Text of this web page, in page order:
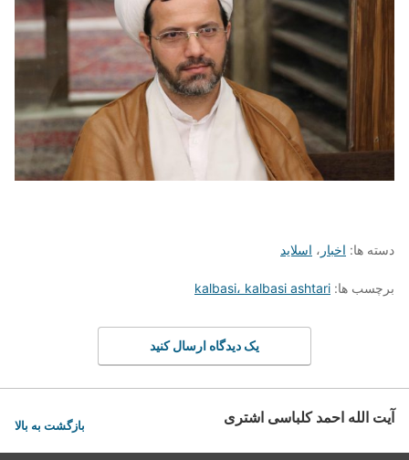
دسته ها: اخبار ، اسلاید
برچسب ها: kalbasi، kalbasi ashtari
یک دیدگاه ارسال کنید
آیت الله احمد کلباسی اشتری بازگشت به بالا